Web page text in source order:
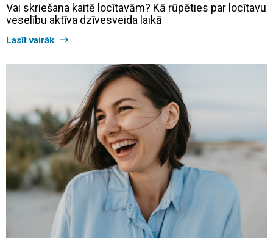
Vai skriešana kaitē locītavām? Kā rūpēties par locītavu
veselību aktīva dzīvesveida laikā
Lasīt vairāk